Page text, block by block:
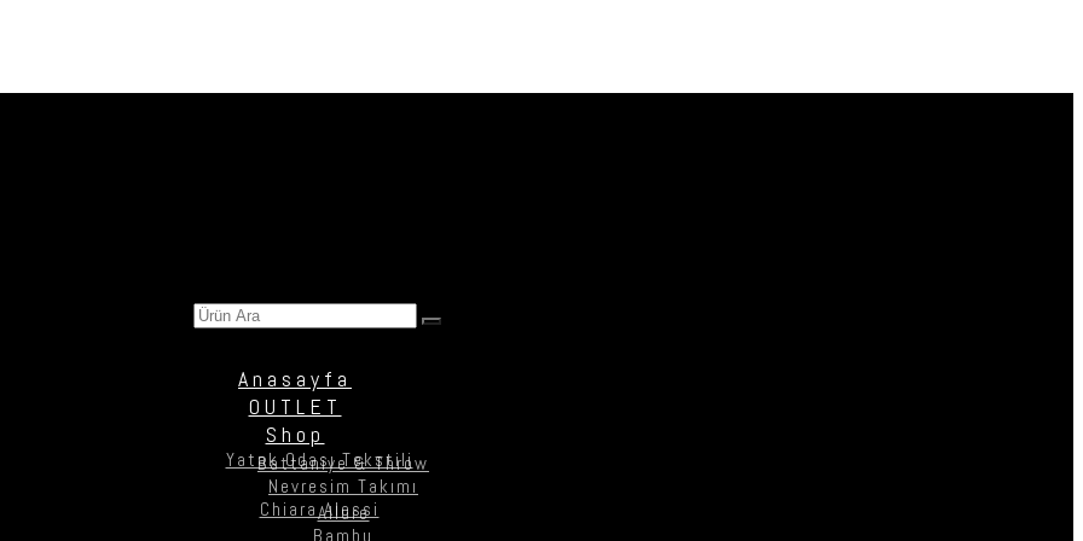
Anasayfa
OUTLET
Shop
Yatak Odası Tekstili
Battaniye & Throw
Nevresim Takımı
Chiara Alessi
Allure
Bambu